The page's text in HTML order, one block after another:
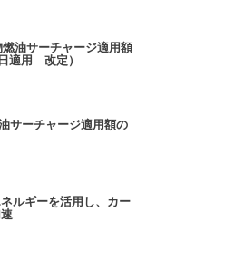
油サーチャージ適用額
適用 改定）
ーチャージ適用額の
ルギーを活用し、カー